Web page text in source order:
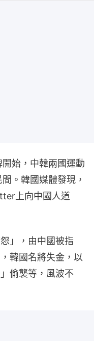
始，中韓兩國運動
。韓國媒體發現，
上向中國人道
」，由中國被指
韓國名將失金，以
偷襲等，風波不